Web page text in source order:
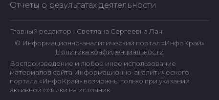
Отчеты о результатах деятельности
Главный редактор - Светлана Сергеевна Лач
© Информационно-аналитический портал «ИнфоКрай»
Политика конфиденциальности
Воспроизведение и любое иное использование
материалов сайта Информационно-аналитического
портала «ИнфоКрай» возможны только при указании
активной ссылки на источник.